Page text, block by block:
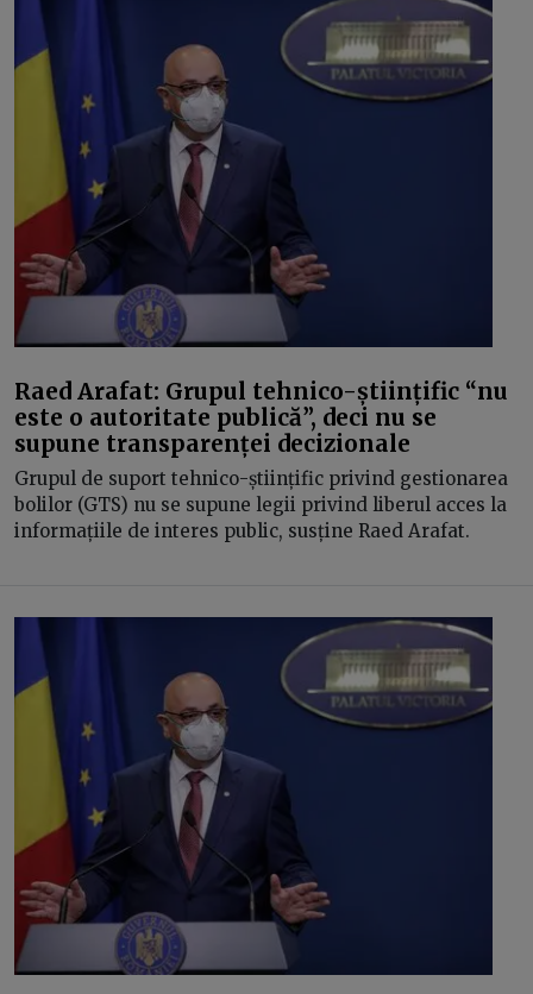
Raed Arafat: Grupul tehnico-științific “nu
este o autoritate publică”, deci nu se
supune transparenței decizionale
Grupul de suport tehnico-științific privind gestionarea
bolilor (GTS) nu se supune legii privind liberul acces la
informațiile de interes public, susține Raed Arafat.